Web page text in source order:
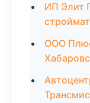
ИП Элит
ООО